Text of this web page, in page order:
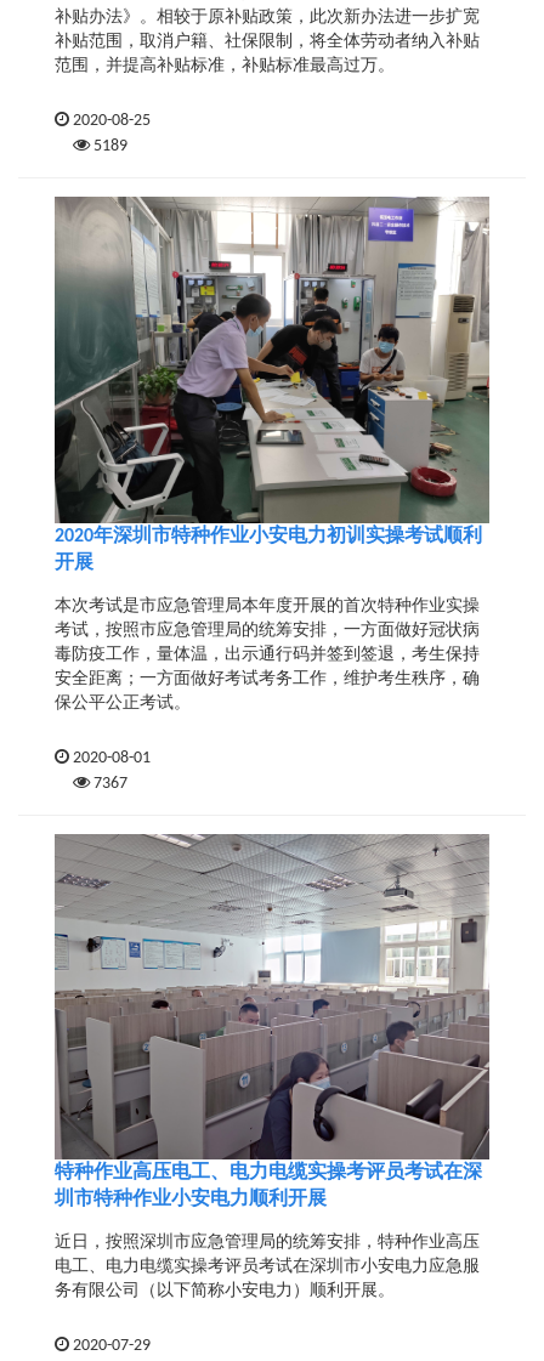
补贴办法》。相较于原补贴政策，此次新办法进一步扩宽
补贴范围，取消户籍、社保限制，将全体劳动者纳入补贴
范围，并提高补贴标准，补贴标准最高过万。
2020-08-25
5189
2020年深圳市特种作业小安电力初训实操考试顺利
开展
​本次考试是市应急管理局本年度开展的首次特种作业实操
考试，按照市应急管理局的统筹安排，一方面做好冠状病
毒防疫工作，量体温，出示通行码并签到签退，考生保持
安全距离；一方面做好考试考务工作，维护考生秩序，确
保公平公正考试。
2020-08-01
7367
特种作业高压电工、电力电缆实操考评员考试在深
圳市特种作业小安电力顺利开展
近日，按照深圳市应急管理局的统筹安排，特种作业高压
电工、电力电缆实操考评员考试在深圳市小安电力应急服
务有限公司（以下简称小安电力）顺利开展。
2020-07-29